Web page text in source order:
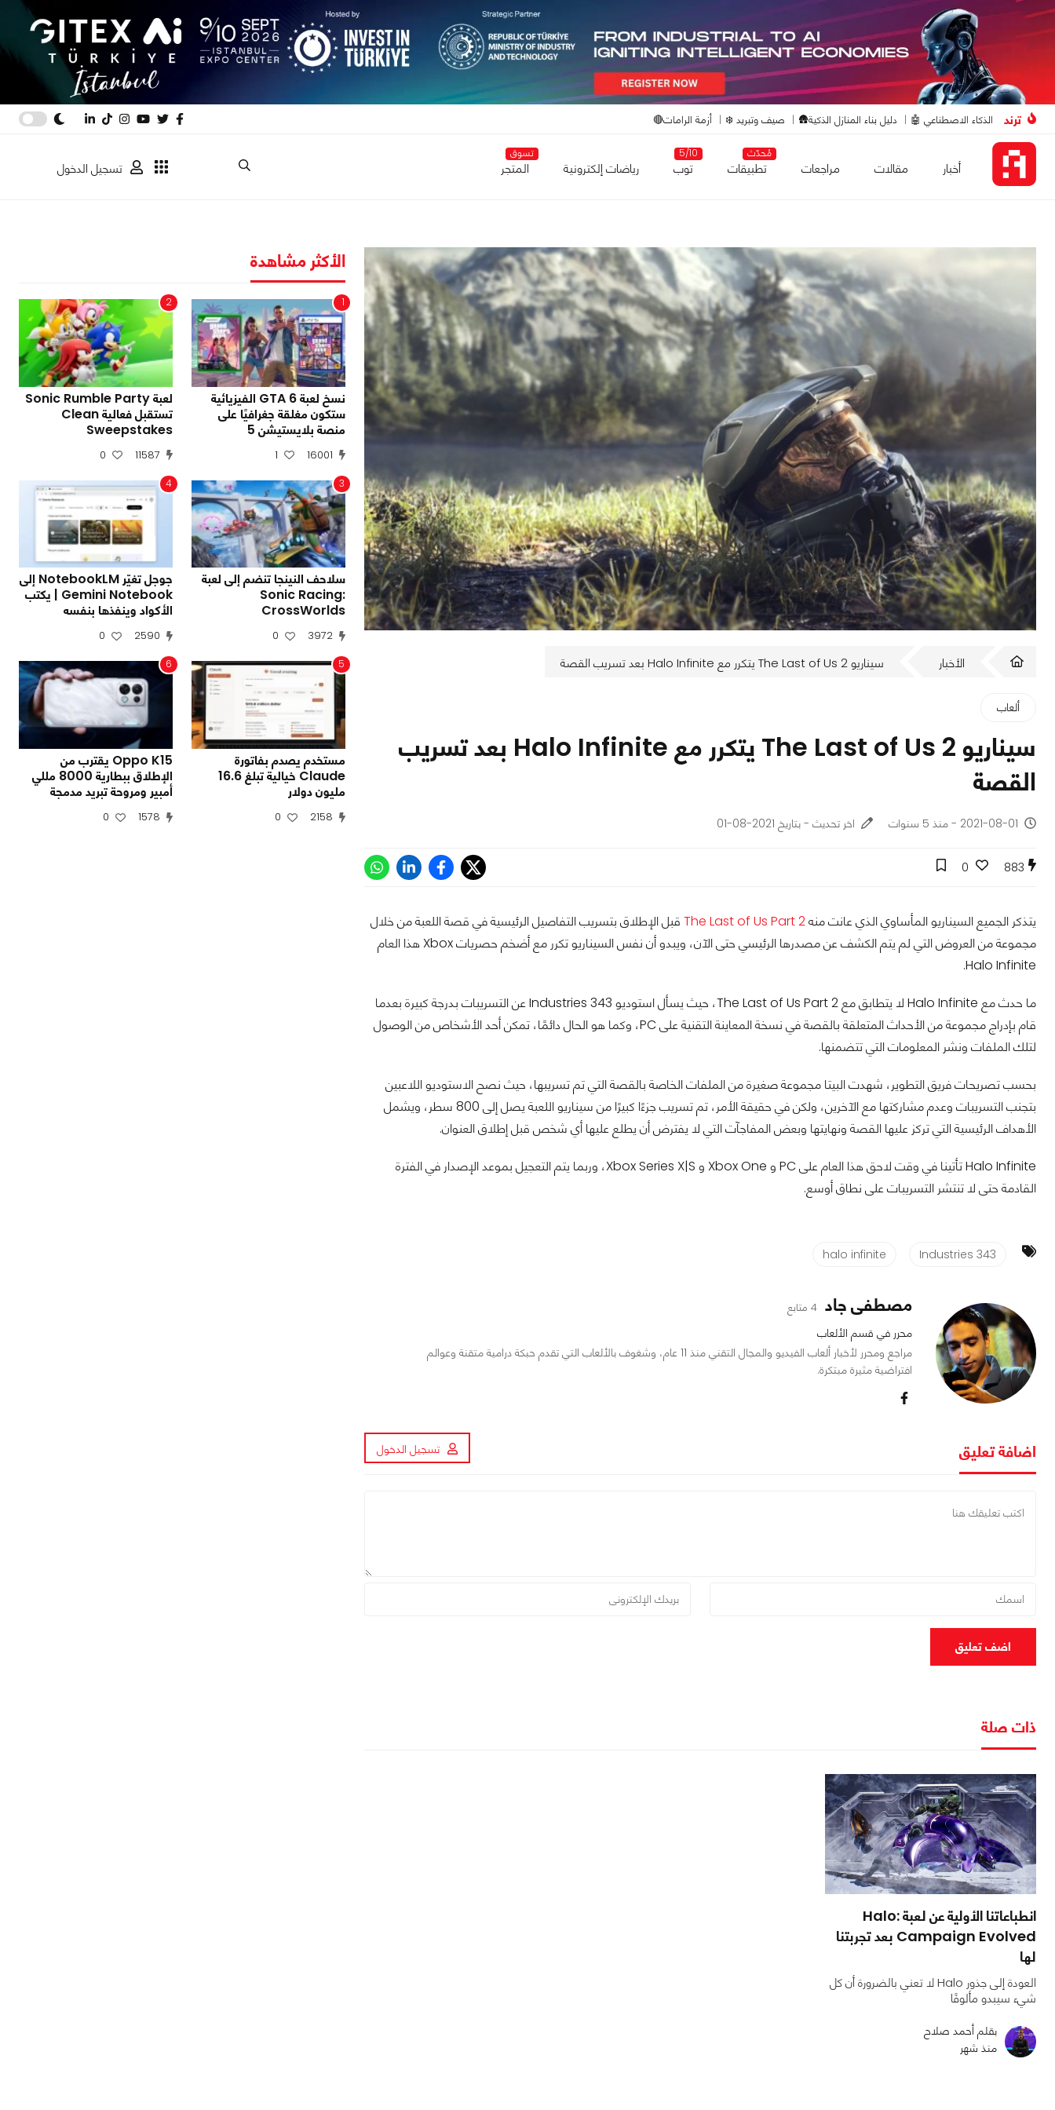
ترند الذكاء الاصطناعي 🤖 دليل بناء المنازل الذكية🛖 صيف وتبريد ❄️ أزمة الرامات🔴
أخبار مقالات مراجعات
مُحدّث
تطبيقات
5/10
توب رياضات إلكترونية
تسوق
المتجر تسجيل الدخول
الأخبار سيناريو The Last of Us 2 يتكرر مع Halo Infinite بعد تسريب القصة
ألعاب
سيناريو The Last of Us 2 يتكرر مع Halo Infinite بعد تسريب
القصة
2021-08-01 - منذ 5 سنوات اخر تحديث - بتاريخ 2021-08-01
883
0
يتذكر الجميع السيناريو المأساوي الذي عانت منهThe Last of Us Part 2 قبل الإطلاق بتسريب التفاصيل الرئيسية في قصة اللعبة من خلال
مجموعة من العروض التي لم يتم الكشف عن مصدرها الرئيسي حتى الآن، ويبدو أن نفس السيناريو تكرر مع أضخم حصريات Xbox هذا العام
Halo Infinite.
ما حدث مع Halo Infinite لا يتطابق مع The Last of Us Part 2، حيث يسأل استوديو 343 Industries عن التسريبات بدرجة كبيرة بعدما
قام بإدراج مجموعة من الأحداث المتعلقة بالقصة في نسخة المعاينة التقنية على PC، وكما هو الحال دائمًا، تمكن أحد الأشخاص من الوصول
لتلك الملفات ونشر المعلومات التي تتضمنها.
بحسب تصريحات فريق التطوير، شهدت البيتا مجموعة صغيرة من الملفات الخاصة بالقصة التي تم تسريبها، حيث نصح الاستوديو اللاعبين
بتجنب التسريبات وعدم مشاركتها مع الآخرين، ولكن في حقيقة الأمر، تم تسريب جزءًا كبيرًا من سيناريو اللعبة يصل إلى 800 سطر، ويشمل
الأهداف الرئيسية التي تركز عليها القصة ونهايتها وبعض المفاجآت التي لا يفترض أن يطلع عليها أي شخص قبل إطلاق العنوان.
Halo Infinite تأتينا في وقت لاحق هذا العام على PC و Xbox One و Xbox Series X|S، وربما يتم التعجيل بموعد الإصدار في الفترة
القادمة حتى لا تنتشر التسريبات على نطاق أوسع.
343 Industries
halo infinite
مصطفى جاد 4 متابع
محرر في قسم الألعاب
مراجع ومحرر لأخبار ألعاب الفيديو والمجال التقني منذ 11 عام، وشغوف بالألعاب التي تقدم حبكة درامية متقنة وعوالم
افتراضية مثيرة مبتكرة.
اضافة تعليق تسجيل الدخول
اضف تعليق
ذات صلة
انطباعاتنا الأولية عن لعبة Halo:
Campaign Evolved بعد تجربتنا
لها
العودة إلى جذور Halo لا تعني بالضرورة أن كل
شيء سيبدو مألوفًا
بقلم أحمد صلاح
منذ شهر
الأكثر مشاهدة
1
نسخ لعبة GTA 6 الفيزيائية
ستكون مغلقة جغرافيًا على
منصة بلايستيشن 5
16001
1
2
لعبة Sonic Rumble Party
تستقبل فعالية Clean
Sweepstakes
11587
0
3
سلاحف النينجا تنضم إلى لعبة
Sonic Racing:
CrossWorlds
3972
0
4
جوجل تغيّر NotebookLM إلى
Gemini Notebook | يكتب
الأكواد وينفذها بنفسه
2590
0
5
مستخدم يصدم بفاتورة
Claude خيالية تبلغ 16.6
مليون دولار
2158
0
6
Oppo K15 يقترب من
الإطلاق ببطارية 8000 مللي
أمبير ومروحة تبريد مدمجة
1578
0